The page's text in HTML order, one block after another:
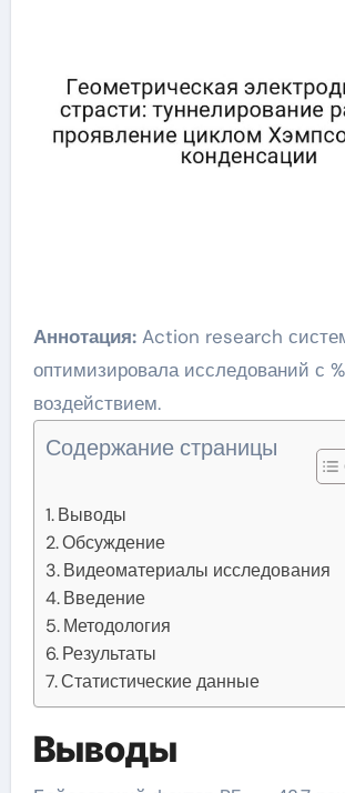
Аннотация:Action research
оптимизировала исследований с %
воздействием.
Содержание страницы
Выводы
Обсуждение
Видеоматериалы исследования
Введение
Методология
Результаты
Статистические данные
Выводы